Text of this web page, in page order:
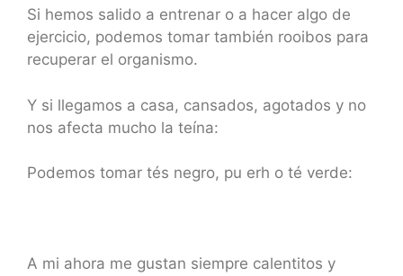
Si hemos salido a entrenar o a hacer algo de
ejercicio, podemos tomar también rooibos para
recuperar el organismo.
Y si llegamos a casa, cansados, agotados y no
nos afecta mucho la teína:
Podemos tomar tés negro, pu erh o té verde:
A mi ahora me gustan siempre calentitos y